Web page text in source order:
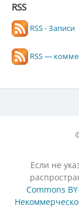
RSS
RSS - Записи
RSS —
Если не
Commons